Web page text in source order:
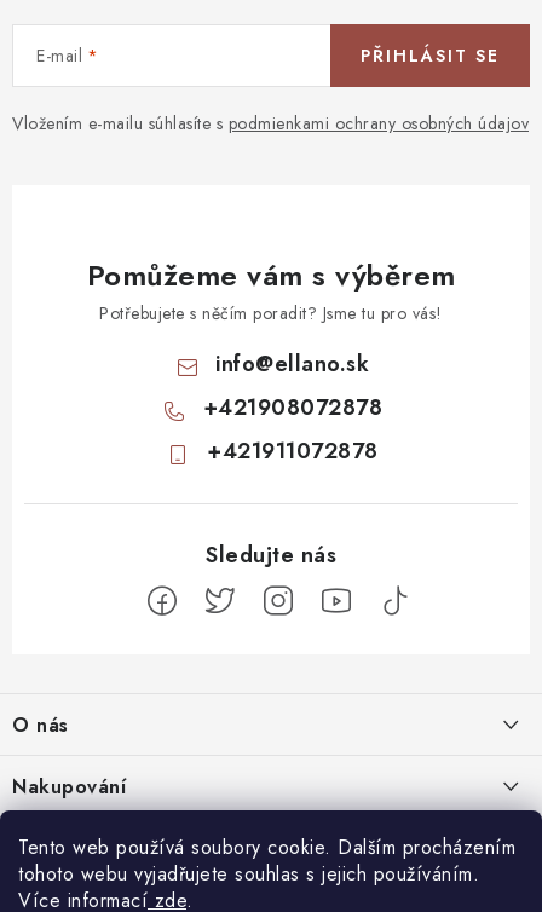
Tento web používá soubory cookie. Dalším procházením
tohoto webu vyjadřujete souhlas s jejich používáním.
Více informací zde.
E-mail
Vložením e-mailu súhlasíte s podmienkami ochrany osobných údajov
PŘIHLÁSIT SE
Pomůžeme vám s výběrem
Potřebujete s něčím poradit? Jsme tu pro vás!
info@ellano.sk
+421908072878
+421911072878
p
a
t
O nás
Profil firmy
Produktové stránky
Nakupování
Odstoupit od smlouvy
Obchodní podmínky
Blog
Nenápadný začátek, totální mindfuck na konci: 11 filmů, které vás